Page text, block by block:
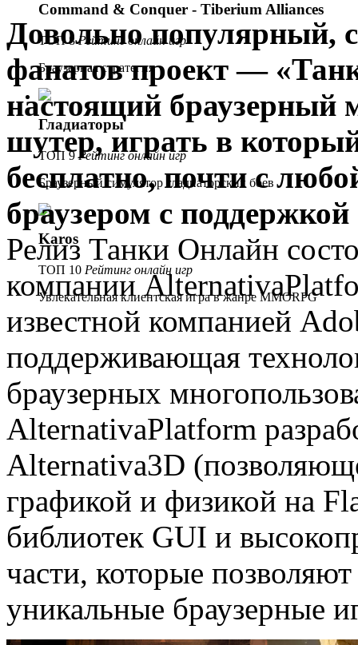
Command & Conquer - Tiberium Alliances
ТОП 8Рейтинг онлайн игр
Браузерная стратегия
Гладиаторы
ТОП 9Рейтинг онлайн игр
Браузерный симулятор гладиаторских боев
Karos
ТОП 10 Рейтинг онлайн игр
Увлекательная клиентская игра в жанре MMORPG
Довольно популярный,
фанатов проект —
настоящий браузерный
шутер, играть в
бесплатно, почти с
браузером с
Релиз Танки Онлайн
компании
известной компанией
поддерживающая
браузерных
AlternativaPlatform
Alternativa3D
графикой и физикой на
библиотек GUI и
части, которые позволяют
уникальные браузерные